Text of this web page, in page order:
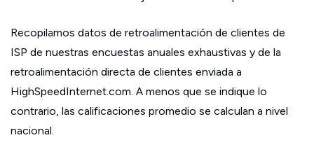
Recopilamos datos de retroalimentación de clientes de
ISP de nuestras encuestas anuales exhaustivas y de la
retroalimentación directa de clientes enviada a
HighSpeedInternet.com. A menos que se indique lo
contrario, las calificaciones promedio se calculan a nivel
nacional.